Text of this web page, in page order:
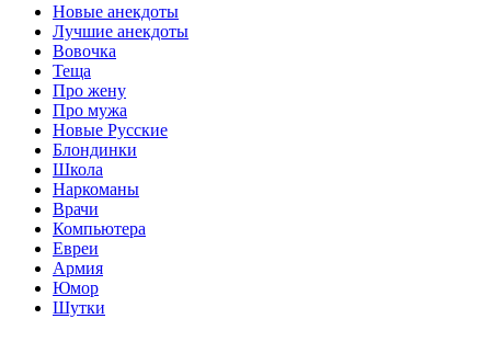
Новые анекдоты
Лучшие анекдоты
Вовочка
Теща
Про жену
Про мужа
Новые Русские
Блондинки
Школа
Наркоманы
Врачи
Компьютера
Евреи
Армия
Юмор
Шутки